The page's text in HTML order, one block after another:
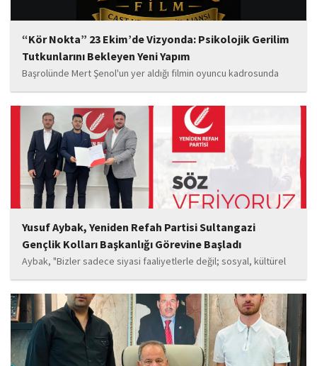
“Kör Nokta” 23 Ekim’de Vizyonda: Psikolojik Gerilim
Tutkunlarını Bekleyen Yeni Yapım
Başrolünde Mert Şenol'un yer aldığı filmin oyuncu kadrosunda
Esma Kıyanç, Ayşe Aktaş, Berna Kıyanç, Gökay Alpaslan Şahin,
Sema Yaldıran, Sıla Altıntaş, İsmail Akkoç, Celal Acar ve çocuk
oyuncu Görkem Akyol...
Yusuf Aybak, Yeniden Refah Partisi Sultangazi
Gençlik Kolları Başkanlığı Görevine Başladı
Aybak, "Bizler sadece siyasi faaliyetlerle değil; sosyal, kültürel
ve manevi değerleri güçlendiren çalışmalarla da gençlerimizin
yanında olacağız. Sultangazi'de birlik ve beraberlik ruhunu daha
da güçlendirecek projeleri hayata geçirmek için ekip...